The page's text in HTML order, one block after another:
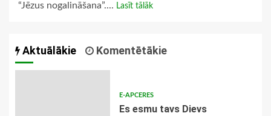
“Jēzus nogalināšana”.... Lasīt tālāk
Aktuālākie Komentētākie
E-APCERES
Es esmu tavs Dievs